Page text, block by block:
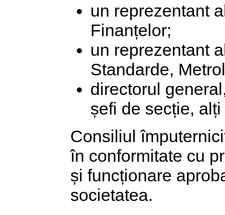
un reprezentant
Finanțelor;
un reprezentant
Standarde,
directorul
șefi de secție,
Consiliul
în conformitate cu
și funcționare
societatea.